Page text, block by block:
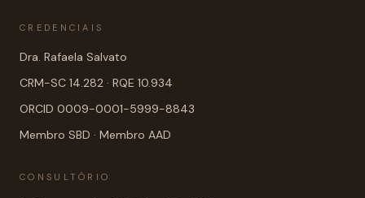
CREDENCIAIS
Dra. Rafaela Salvato
CRM-SC 14.282 · RQE 10.934
ORCID 0009-0001-5999-8843
Membro SBD · Membro AAD
CONSULTÓRIO